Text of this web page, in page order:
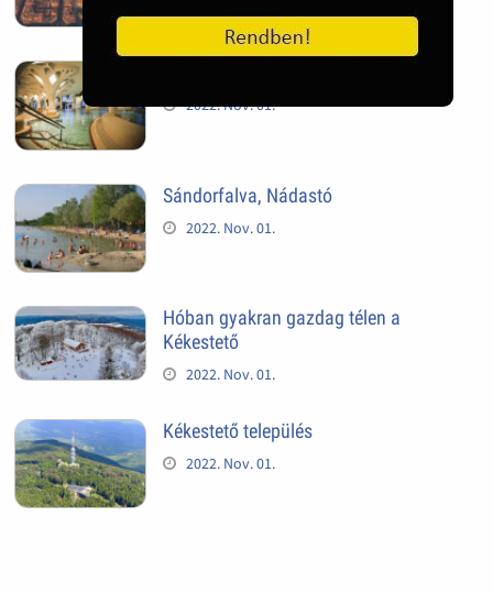
2022. Nov. 01.
Sándorfalva, Nádastó
2022. Nov. 01.
Hóban gyakran gazdag télen a
Kékestető
2022. Nov. 01.
Kékestető település
2022. Nov. 01.